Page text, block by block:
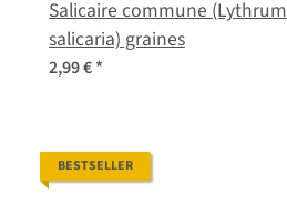
Salicaire commune (Lythrum
salicaria) graines
2,99 €*
BESTSELLER